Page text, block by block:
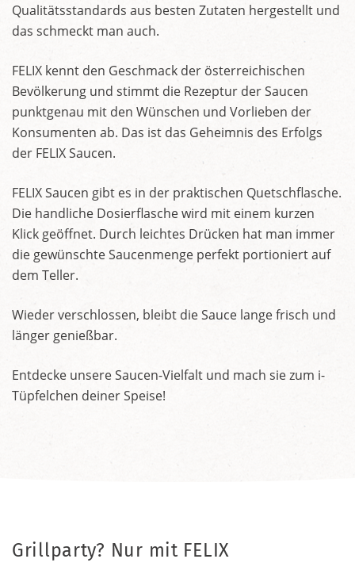
Qualitätsstandards aus besten Zutaten hergestellt und
das schmeckt man auch.
FELIX kennt den Geschmack der österreichischen
Bevölkerung und stimmt die Rezeptur der Saucen
punktgenau mit den Wünschen und Vorlieben der
Konsumenten ab. Das ist das Geheimnis des Erfolgs
der FELIX Saucen.
FELIX Saucen gibt es in der praktischen Quetschflasche.
Die handliche Dosierflasche wird mit einem kurzen
Klick geöffnet. Durch leichtes Drücken hat man immer
die gewünschte Saucenmenge perfekt portioniert auf
dem Teller.
Wieder verschlossen, bleibt die Sauce lange frisch und
länger genießbar.
Entdecke unsere Saucen-Vielfalt und mach sie zum i-
Tüpfelchen deiner Speise!
Grillparty? Nur mit FELIX